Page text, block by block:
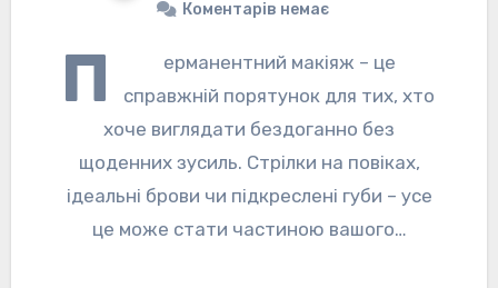
Коментарів немає
П
ерманентний макіяж – це
справжній порятунок для тих, хто
хоче виглядати бездоганно без
щоденних зусиль. Стрілки на повіках,
ідеальні брови чи підкреслені губи – усе
це може стати частиною вашого…